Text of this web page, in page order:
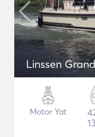
Linssen
Motor Yat